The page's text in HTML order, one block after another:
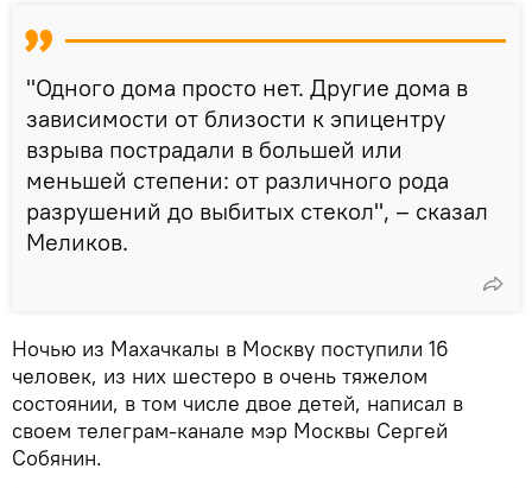
"Одного дома просто нет. Другие дома в
зависимости от близости к эпицентру
взрыва пострадали в большей или
меньшей степени: от различного рода
разрушений до выбитых стекол", – сказал
Меликов.
Ночью из Махачкалы в Москву поступили 16
человек, из них шестеро в очень тяжелом
состоянии, в том числе двое детей, написал в
своем телеграм-канале мэр Москвы Сергей
Собянин.